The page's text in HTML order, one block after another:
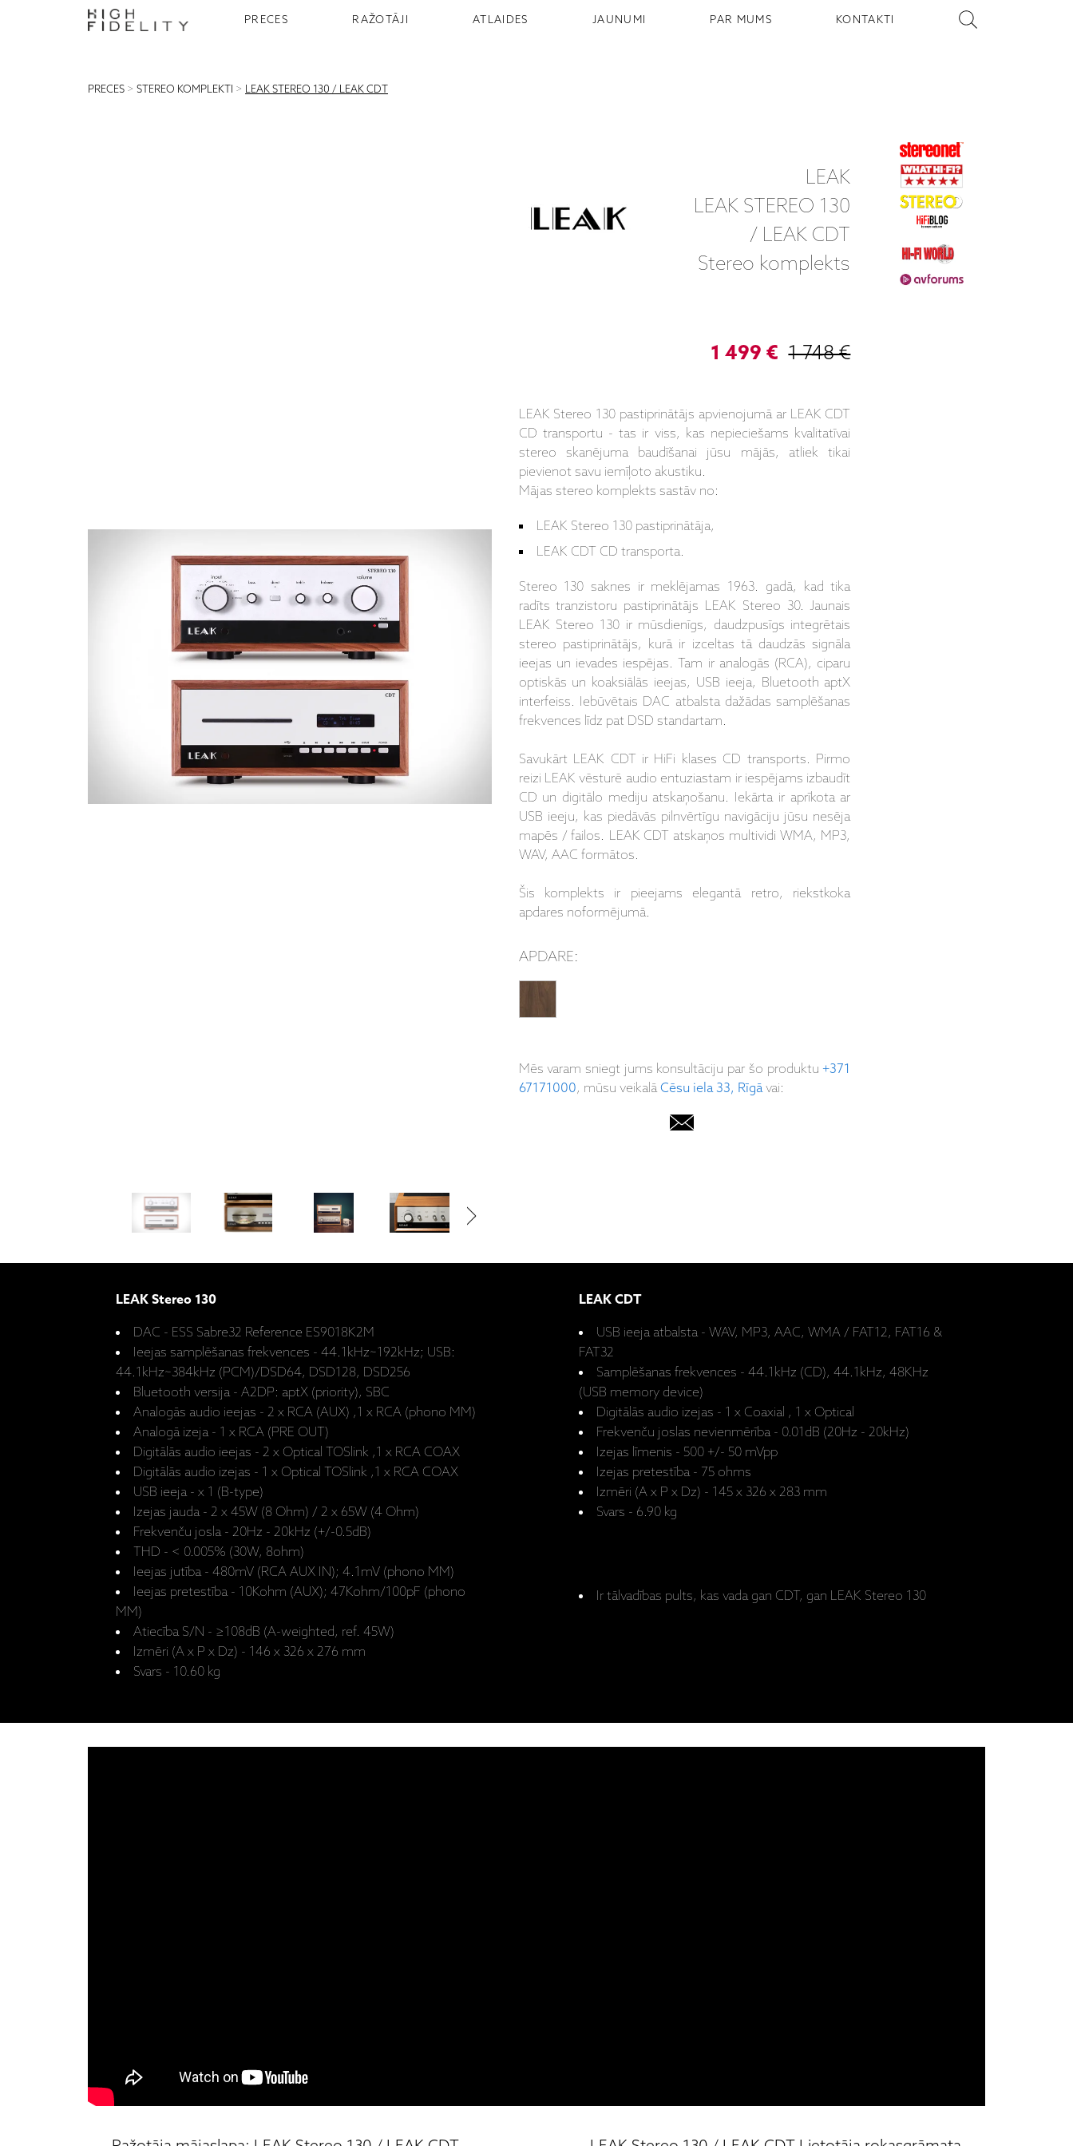
PRECES RAŽOTĀJI ATLAIDES JAUNUMI PAR MUMS KONTAKTI
PRECES > STEREO KOMPLEKTI > LEAK STEREO 130 / LEAK CDT
LEAK
LEAK STEREO 130
/ LEAK CDT
Stereo komplekts
1 499 € 1 748 €
LEAK Stereo 130 pastiprinātājs apvienojumā ar LEAK CDT
CD transportu - tas ir viss, kas nepieciešams kvalitatīvai
stereo skanējuma baudīšanai jūsu mājās, atliek tikai
pievienot savu iemīļoto akustiku.
Mājas stereo komplekts sastāv no:
LEAK Stereo 130 pastiprinātāja,
LEAK CDT CD transporta.
Stereo 130 saknes ir meklējamas 1963. gadā, kad tika
radīts tranzistoru pastiprinātājs LEAK Stereo 30. Jaunais
LEAK Stereo 130 ir mūsdienīgs, daudzpusīgs integrētais
stereo pastiprinātājs, kurā ir izceltas tā daudzās signāla
ieejas un ievades iespējas. Tam ir analogās (RCA), ciparu
optiskās un koaksiālās ieejas, USB ieeja, Bluetooth aptX
interfeiss. Iebūvētais DAC atbalsta dažādas samplēšanas
frekvences līdz pat DSD standartam.
Savukārt LEAK CDT ir HiFi klases CD transports. Pirmo
reizi LEAK vēsturē audio entuziastam ir iespējams izbaudīt
CD un digitālo mediju atskaņošanu. Iekārtair aprīkota ar
USB ieeju, kas piedāvās pilnvērtīgu navigāciju jūsu nesēja
mapēs / failos. LEAK CDT atskaņos multividi WMA, MP3,
WAV, AAC formātos.
Šis komplekts ir pieejams elegantā retro, riekstkoka
apdares noformējumā.
APDARE:
Mēs varam sniegt jums konsultāciju par šo produktu+371
67171000, mūsu veikalāCēsu iela 33, Rīgāvai:
LEAK Stereo 130
DAC - ESS Sabre32 Reference ES9018K2M
Ieejas samplēšanas frekvences - 44.1kHz~192kHz; USB:
44.1kHz~384kHz (PCM)/DSD64, DSD128, DSD256
Bluetooth versija - A2DP: aptX (priority), SBC
Analogās audio ieejas - 2 x RCA (AUX) ,1 x RCA (phono MM)
Analogā izeja - 1 x RCA (PRE OUT)
Digitālās audio ieejas - 2 x Optical TOSlink ,1 x RCA COAX
Digitālās audio izejas - 1 x Optical TOSlink ,1 x RCA COAX
USB ieeja - x 1 (B-type)
Izejas jauda - 2 x 45W (8 Ohm) / 2 x 65W (4 Ohm)
Frekvenču josla - 20Hz - 20kHz (+/-0.5dB)
THD - < 0.005% (30W, 8ohm)
Ieejas jutība - 480mV (RCA AUX IN); 4.1mV (phono MM)
Ieejas pretestība - 10Kohm (AUX); 47Kohm/100pF (phono
MM)
Atiecība S/N - ≥108dB (A-weighted, ref. 45W)
Izmēri (A x P x Dz) - 146 x 326 x 276 mm
Svars - 10.60 kg
LEAK CDT
USB ieeja atbalsta - WAV, MP3, AAC, WMA / FAT12, FAT16 &
FAT32
Samplēšanas frekvences - 44.1kHz (CD), 44.1kHz, 48KHz
(USB memory device)
Digitālās audio izejas - 1 x Coaxial , 1 x Optical
Frekvenču joslas nevienmērība - 0.01dB (20Hz - 20kHz)
Izejas līmenis - 500 +/- 50 mVpp
Izejas pretestība - 75 ohms
Izmēri (A x P x Dz) - 145 x 326 x 283 mm
Svars - 6.90 kg
Ir tālvadības pults, kas vada gan CDT, gan LEAK Stereo 130